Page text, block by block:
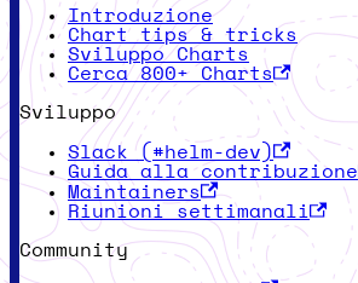
Introduzione
Chart tips & tricks
Sviluppo Charts
Cerca 800+ Charts
Sviluppo
Slack (#helm-dev)
Guida alla contribuzione
Maintainers
Riunioni settimanali
Community